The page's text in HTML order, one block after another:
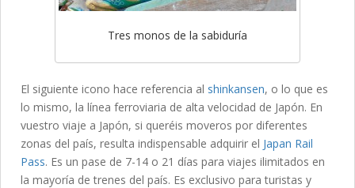
Tres monos de la sabiduría
El siguiente icono hace referencia al shinkansen, o lo que es
lo mismo, la línea ferroviaria de alta velocidad de Japón. En
vuestro viaje a Japón, si queréis moveros por diferentes
zonas del país, resulta indispensable adquirir el Japan Rail
Pass. Es un pase de 7-14 o 21 días para viajes ilimitados en
la mayoría de trenes del país. Es exclusivo para turistas y